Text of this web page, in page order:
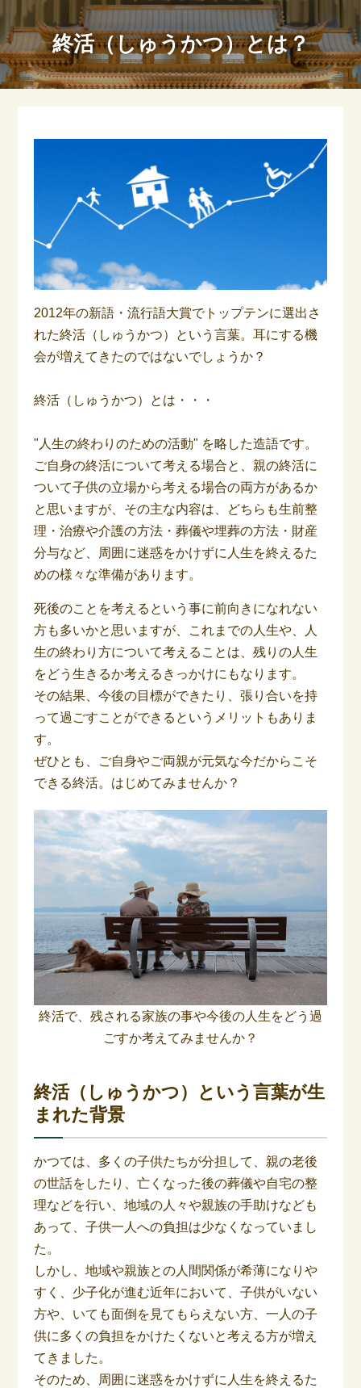
終活（しゅうかつ）とは？
2012年の新語・流行語大賞でトップテンに選出さ
れた終活（しゅうかつ）という言葉。耳にする機
会が増えてきたのではないでしょうか？
終活（しゅうかつ）とは・・・
"人生の終わりのための活動" を略した造語です。
ご自身の終活について考える場合と、親の終活に
ついて子供の立場から考える場合の両方があるか
と思いますが、その主な内容は、どちらも生前整
理・治療や介護の方法・葬儀や埋葬の方法・財産
分与など、周囲に迷惑をかけずに人生を終えるた
めの様々な準備があります。
死後のことを考えるという事に前向きになれない
方も多いかと思いますが、これまでの人生や、人
生の終わり方について考えることは、残りの人生
をどう生きるか考えるきっかけにもなります。
その結果、今後の目標ができたり、張り合いを持
って過ごすことができるというメリットもありま
す。
ぜひとも、ご自身やご両親が元気な今だからこそ
できる終活。はじめてみませんか？
終活で、残される家族の事や今後の人生をどう過
ごすか考えてみませんか？
終活（しゅうかつ）という言葉が生
まれた背景
かつては、多くの子供たちが分担して、親の老後
の世話をしたり、亡くなった後の葬儀や自宅の整
理などを行い、地域の人々や親族の手助けなども
あって、子供一人への負担は少なくなっていまし
た。
しかし、地域や親族との人間関係が希薄になりや
すく、少子化が進む近年において、子供がいない
方や、いても面倒を見てもらえない方、一人の子
供に多くの負担をかけたくないと考える方が増え
てきました。
そのため、周囲に迷惑をかけずに人生を終えるた